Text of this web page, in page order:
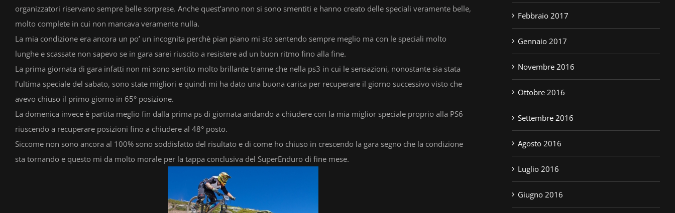
organizzatori riservano sempre belle sorprese. Anche quest’anno non si sono smentiti e hanno creato delle speciali veramente belle,
molto complete in cui non mancava veramente nulla.
La mia condizione era ancora un po’ un incognita perchè pian piano mi sto sentendo sempre meglio ma con le speciali molto
lunghe e scassate non sapevo se in gara sarei riuscito a resistere ad un buon ritmo fino alla fine.
La prima giornata di gara infatti non mi sono sentito molto brillante tranne che nella ps3 in cui le sensazioni, nonostante sia stata
l’ultima speciale del sabato, sono state migliori e quindi mi ha dato una buona carica per recuperare il giorno successivo visto che
avevo chiuso il primo giorno in 65° posizione.
La domenica invece è partita meglio fin dalla prima ps di giornata andando a chiudere con la mia miglior speciale proprio alla PS6
riuscendo a recuperare posizioni fino a chiudere al 48° posto.
Siccome non sono ancora al 100% sono soddisfatto del risultato e di come ho chiuso in crescendo la gara segno che la condizione
sta tornando e questo mi da molto morale per la tappa conclusiva del SuperEnduro di fine mese.
Febbraio 2017
Gennaio 2017
Novembre 2016
Ottobre 2016
Settembre 2016
Agosto 2016
Luglio 2016
Giugno 2016